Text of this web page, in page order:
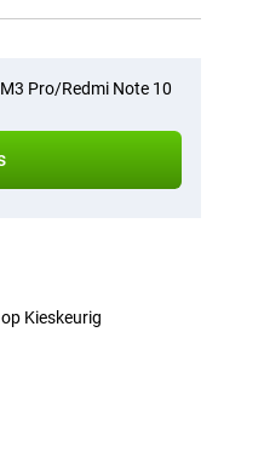
Pro/Redmi Note 10
Kieskeurig